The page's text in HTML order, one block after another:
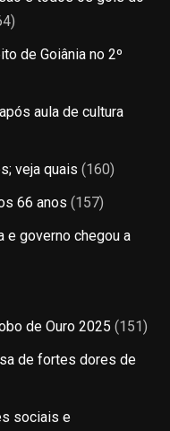
de Goiânia no 2º
aula de cultura
veja quais (160)
66 anos (157)
e governo chegou a
de Ouro 2025 (151)
de fortes dores de
sociais e